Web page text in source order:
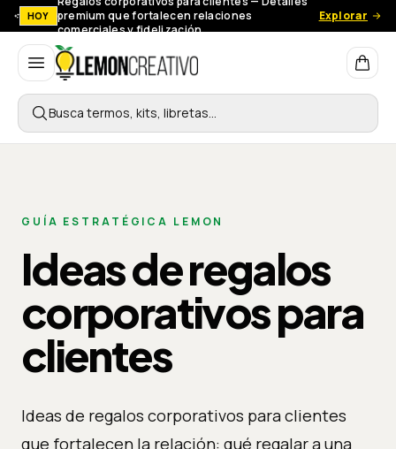
HOY
premium que fortalecen relaciones
comerciales y fidelización.
Explorar
Lemon Creativo
Busca termos, kits, libretas…
GUÍA ESTRATÉGICA LEMON
Ideas de regalos
corporativos para
clientes
Ideas de regalos corporativos para clientes
que fortalecen la relación: qué regalar a una